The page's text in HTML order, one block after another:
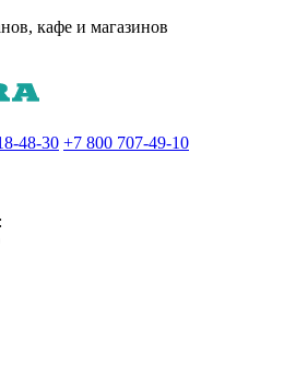
кафе и магазинов
48-30 +7 800 707-49-10